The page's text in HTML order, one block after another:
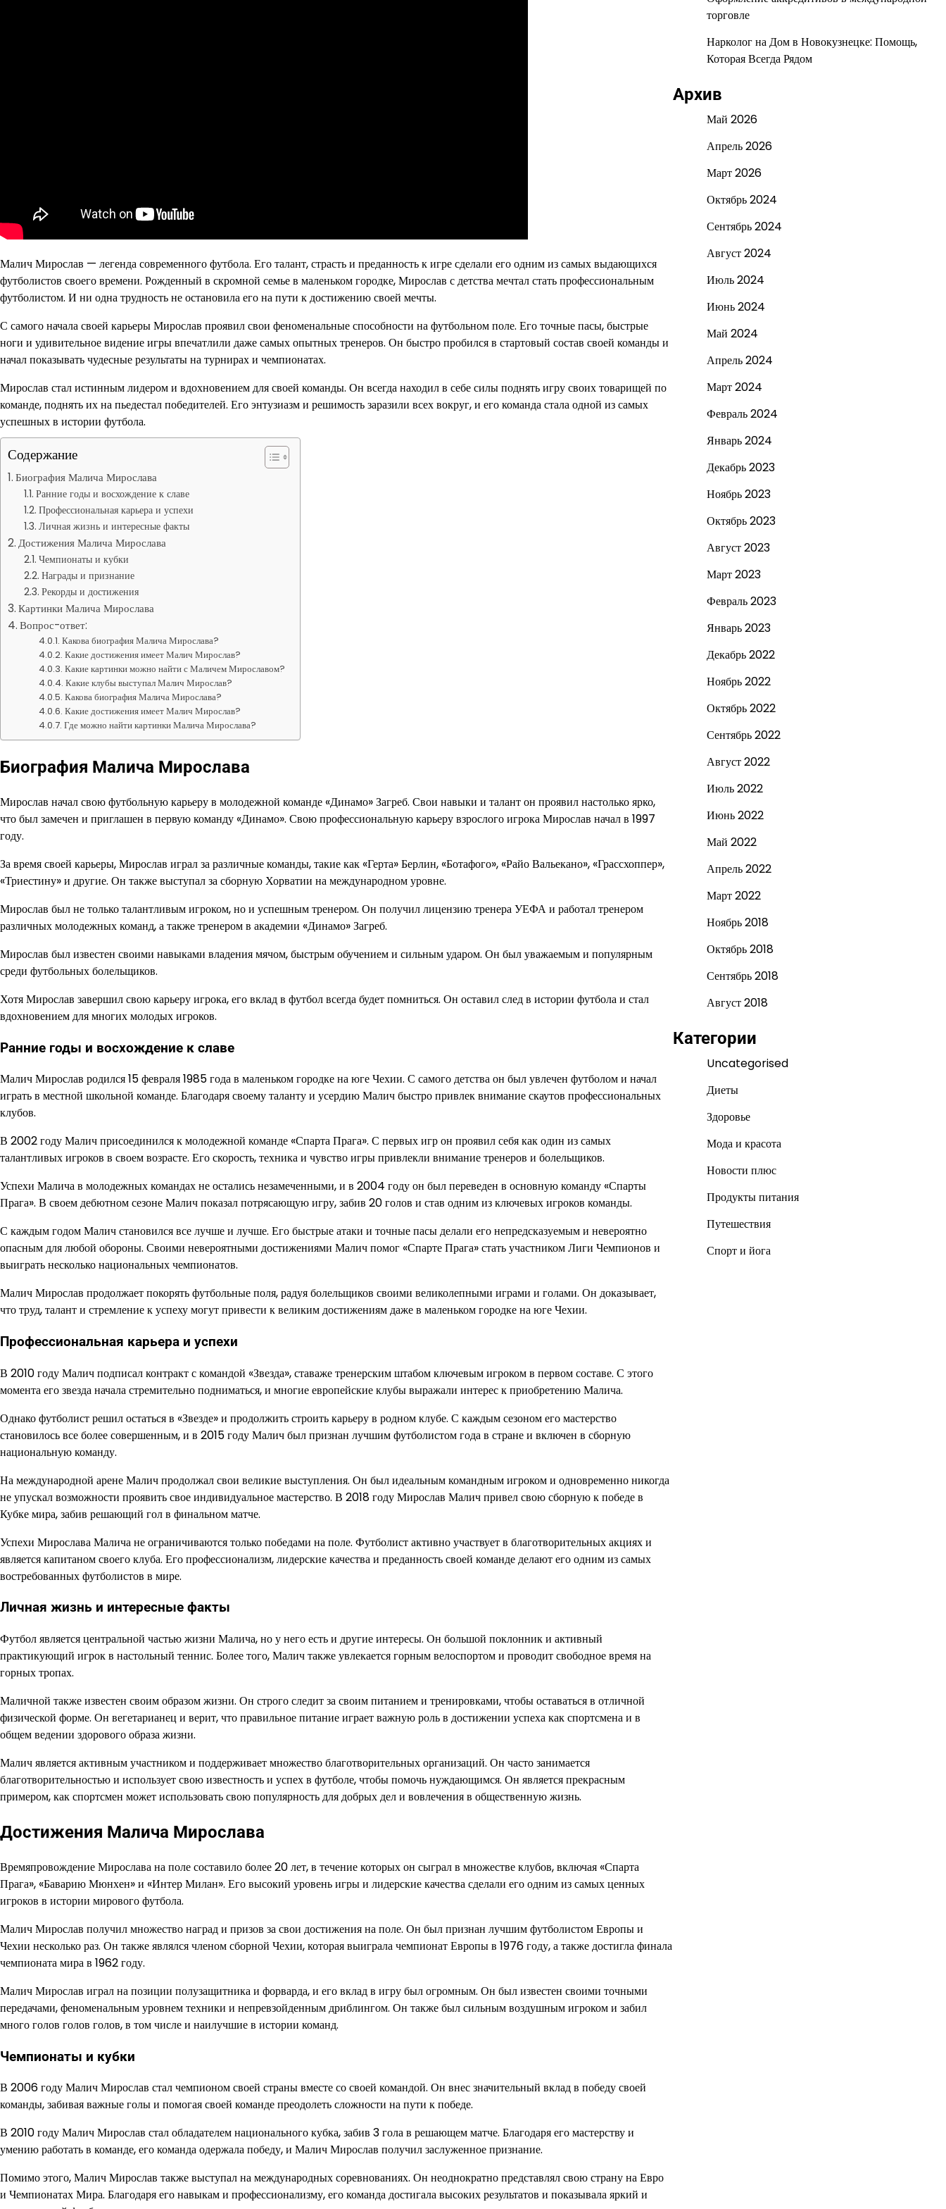
Малич Мирослав — легенда современного футбола. Его талант, страсть и преданность к игре сделали его одним из самых выдающихся
футболистов своего времени. Рожденный в скромной семье в маленьком городке, Мирослав с детства мечтал стать профессиональным
футболистом. И ни одна трудность не остановила его на пути к достижению своей мечты.
С самого начала своей карьеры Мирослав проявил свои феноменальные способности на футбольном поле. Его точные пасы, быстрые
ноги и удивительное видение игры впечатлили даже самых опытных тренеров. Он быстро пробился в стартовый состав своей команды и
начал показывать чудесные результаты на турнирах и чемпионатах.
Мирослав стал истинным лидером и вдохновением для своей команды. Он всегда находил в себе силы поднять игру своих товарищей по
команде, поднять их на пьедестал победителей. Его энтузиазм и решимость заразили всех вокруг, и его команда стала одной из самых
успешных в истории футбола.
Содержание
Биография Малича Мирослава
Ранние годы и восхождение к славе
Профессиональная карьера и успехи
Личная жизнь и интересные факты
Достижения Малича Мирослава
Чемпионаты и кубки
Награды и признание
Рекорды и достижения
Картинки Малича Мирослава
Вопрос-ответ:
Какова биография Малича Мирослава?
Какие достижения имеет Малич Мирослав?
Какие картинки можно найти с Маличем Мирославом?
Какие клубы выступал Малич Мирослав?
Какова биография Малича Мирослава?
Какие достижения имеет Малич Мирослав?
Где можно найти картинки Малича Мирослава?
Биография Малича Мирослава
Мирослав начал свою футбольную карьеру в молодежной команде «Динамо» Загреб. Свои навыки и талант он проявил настолько ярко,
что был замечен и приглашен в первую команду «Динамо». Свою профессиональную карьеру взрослого игрока Мирослав начал в 1997
году.
За время своей карьеры, Мирослав играл за различные команды, такие как «Герта» Берлин, «Ботафого», «Райо Вальекано», «Грассхоппер»,
«Триестину» и другие. Он также выступал за сборную Хорватии на международном уровне.
Мирослав был не только талантливым игроком, но и успешным тренером. Он получил лицензию тренера УЕФА и работал тренером
различных молодежных команд, а также тренером в академии «Динамо» Загреб.
Мирослав был известен своими навыками владения мячом, быстрым обучением и сильным ударом. Он был уважаемым и популярным
среди футбольных болельщиков.
Хотя Мирослав завершил свою карьеру игрока, его вклад в футбол всегда будет помниться. Он оставил след в истории футбола и стал
вдохновением для многих молодых игроков.
Ранние годы и восхождение к славе
Малич Мирослав родился 15 февраля 1985 года в маленьком городке на юге Чехии. С самого детства он был увлечен футболом и начал
играть в местной школьной команде. Благодаря своему таланту и усердию Малич быстро привлек внимание скаутов профессиональных
клубов.
В 2002 году Малич присоединился к молодежной команде «Спарта Прага». С первых игр он проявил себя как один из самых
талантливых игроков в своем возрасте. Его скорость, техника и чувство игры привлекли внимание тренеров и болельщиков.
Успехи Малича в молодежных командах не остались незамеченными, и в 2004 году он был переведен в основную команду «Спарты
Прага». В своем дебютном сезоне Малич показал потрясающую игру, забив 20 голов и став одним из ключевых игроков команды.
С каждым годом Малич становился все лучше и лучше. Его быстрые атаки и точные пасы делали его непредсказуемым и невероятно
опасным для любой обороны. Своими невероятными достижениями Малич помог «Спарте Прага» стать участником Лиги Чемпионов и
выиграть несколько национальных чемпионатов.
Малич Мирослав продолжает покорять футбольные поля, радуя болельщиков своими великолепными играми и голами. Он доказывает,
что труд, талант и стремление к успеху могут привести к великим достижениям даже в маленьком городке на юге Чехии.
Профессиональная карьера и успехи
В 2010 году Малич подписал контракт с командой «Звезда», ставаже тренерским штабом ключевым игроком в первом составе. С этого
момента его звезда начала стремительно подниматься, и многие европейские клубы выражали интерес к приобретению Малича.
Однако футболист решил остаться в «Звезде» и продолжить строить карьеру в родном клубе. С каждым сезоном его мастерство
становилось все более совершенным, и в 2015 году Малич был признан лучшим футболистом года в стране и включен в сборную
национальную команду.
На международной арене Малич продолжал свои великие выступления. Он был идеальным командным игроком и одновременно никогда
не упускал возможности проявить свое индивидуальное мастерство. В 2018 году Мирослав Малич привел свою сборную к победе в
Кубке мира, забив решающий гол в финальном матче.
Успехи Мирослава Малича не ограничиваются только победами на поле. Футболист активно участвует в благотворительных акциях и
является капитаном своего клуба. Его профессионализм, лидерские качества и преданность своей команде делают его одним из самых
востребованных футболистов в мире.
Личная жизнь и интересные факты
Футбол является центральной частью жизни Малича, но у него есть и другие интересы. Он большой поклонник и активный
практикующий игрок в настольный теннис. Более того, Малич также увлекается горным велоспортом и проводит свободное время на
горных тропах.
Маличной также известен своим образом жизни. Он строго следит за своим питанием и тренировками, чтобы оставаться в отличной
физической форме. Он вегетарианец и верит, что правильное питание играет важную роль в достижении успеха как спортсмена и в
общем ведении здорового образа жизни.
Малич является активным участником и поддерживает множество благотворительных организаций. Он часто занимается
благотворительностью и использует свою известность и успех в футболе, чтобы помочь нуждающимся. Он является прекрасным
примером, как спортсмен может использовать свою популярность для добрых дел и вовлечения в общественную жизнь.
Достижения Малича Мирослава
Времяпровождение Мирослава на поле составило более 20 лет, в течение которых он сыграл в множестве клубов, включая «Спарта
Прага», «Баварию Мюнхен» и «Интер Милан». Его высокий уровень игры и лидерские качества сделали его одним из самых ценных
игроков в истории мирового футбола.
Малич Мирослав получил множество наград и призов за свои достижения на поле. Он был признан лучшим футболистом Европы и
Чехии несколько раз. Он также являлся членом сборной Чехии, которая выиграла чемпионат Европы в 1976 году, а также достигла финала
чемпионата мира в 1962 году.
Малич Мирослав играл на позиции полузащитника и форварда, и его вклад в игру был огромным. Он был известен своими точными
передачами, феноменальным уровнем техники и непревзойденным дриблингом. Он также был сильным воздушным игроком и забил
много голов голов голов, в том числе и наилучшие в истории команд.
Чемпионаты и кубки
В 2006 году Малич Мирослав стал чемпионом своей страны вместе со своей командой. Он внес значительный вклад в победу своей
команды, забивая важные голы и помогая своей команде преодолеть сложности на пути к победе.
В 2010 году Малич Мирослав стал обладателем национального кубка, забив 3 гола в решающем матче. Благодаря его мастерству и
умению работать в команде, его команда одержала победу, и Малич Мирослав получил заслуженное признание.
Помимо этого, Малич Мирослав также выступал на международных соревнованиях. Он неоднократно представлял свою страну на Евро
и Чемпионатах Мира. Благодаря его навыкам и профессионализму, его команда достигала высоких результатов и показывала яркий и
торговле
Нарколог на Дом в Новокузнецке: Помощь,
Которая Всегда Рядом
Архив
Май 2026
Апрель 2026
Март 2026
Октябрь 2024
Сентябрь 2024
Август 2024
Июль 2024
Июнь 2024
Май 2024
Апрель 2024
Март 2024
Февраль 2024
Январь 2024
Декабрь 2023
Ноябрь 2023
Октябрь 2023
Август 2023
Март 2023
Февраль 2023
Январь 2023
Декабрь 2022
Ноябрь 2022
Октябрь 2022
Сентябрь 2022
Август 2022
Июль 2022
Июнь 2022
Май 2022
Апрель 2022
Март 2022
Ноябрь 2018
Октябрь 2018
Сентябрь 2018
Август 2018
Категории
Uncategorised
Диеты
Здоровье
Мода и красота
Новости плюс
Продукты питания
Путешествия
Спорт и йога